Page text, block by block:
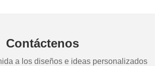
Contáctenos
a los diseños e ideas personalizados